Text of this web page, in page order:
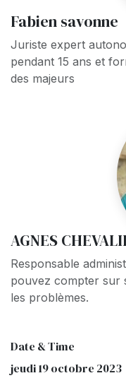
Fabien savonne
Juriste expert
pendant 15 ans et
des majeurs
AGNES
Responsable
pouvez compter sur
les problèmes.
Date & Time
jeudi 19 octobre 2023